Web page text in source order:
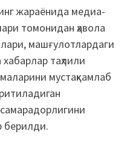
жараёнида медиа-
томонидан ҳавола
машғулотлардаги
таҳлили
мустаҳкамлаб
берилди.